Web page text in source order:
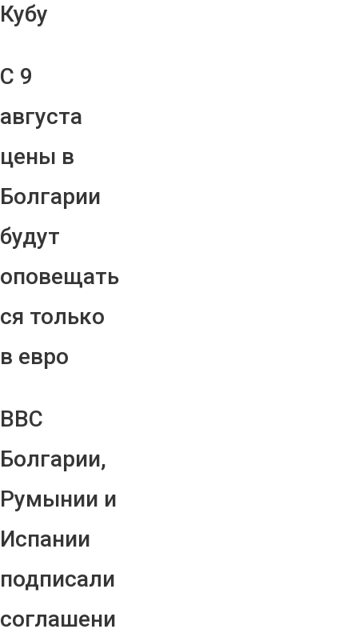
Кубу
С 9
августа
цены в
Болгарии
будут
оповещать
ся только
в евро
ВВС
Болгарии,
Румынии и
Испании
подписали
соглашени